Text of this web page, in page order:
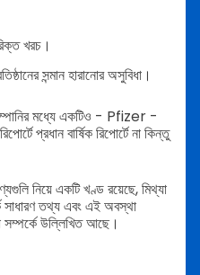
খরচ।
সন্মান হারানোর অসুবিধা।
মধ্যে একটিও - Pfizer -
প্রধান বার্ষিক রিপোর্টে না কিন্তু
নিয়ে একটি খণ্ড রয়েছে, মিথ্যা
সাধারণ তথ্য এবং এই অবস্থা
সম্পর্কে উল্লিখিত আছে।